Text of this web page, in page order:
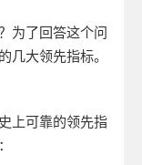
为了回答这个问
几大领先指标。
上可靠的领先指